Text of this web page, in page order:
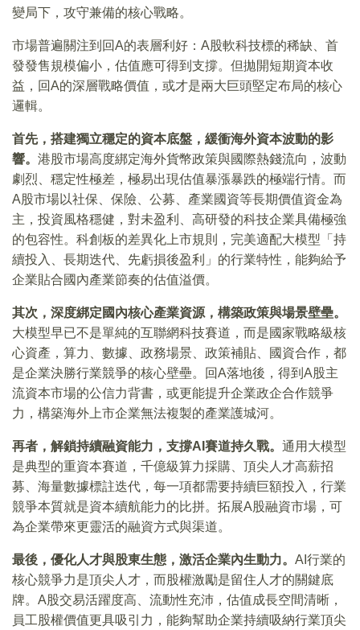
變局下，攻守兼備的核心戰略。
市場普遍關注到回A的表層利好：A股軟科技標的稀缺、首
發發售規模偏小，估值應可得到支撐。但拋開短期資本收
益，回A的深層戰略價值，或才是兩大巨頭堅定布局的核心
邏輯。
首先，搭建獨立穩定的資本底盤，緩衝海外資本波動的影
響。 港股市場高度綁定海外貨幣政策與國際熱錢流向，波動
劇烈、穩定性極差，極易出現估值暴漲暴跌的極端行情。而
A股市場以社保、保險、公募、產業國資等長期價值資金為
主，投資風格穩健，對未盈利、高研發的科技企業具備極強
的包容性。科創板的差異化上市規則，完美適配大模型「持
續投入、長期迭代、先虧損後盈利」的行業特性，能夠給予
企業貼合國內產業節奏的估值溢價。
其次，深度綁定國內核心產業資源，構築政策與場景壁壘。
大模型早已不是單純的互聯網科技賽道，而是國家戰略級核
心資產，算力、數據、政務場景、政策補貼、國資合作，都
是企業決勝行業競爭的核心壁壘。回A落地後，得到A股主
流資本市場的公信力背書，或更能提升企業政企合作競爭
力，構築海外上市企業無法複製的產業護城河。
再者，解鎖持續融資能力，支撐AI賽道持久戰。 通用大模型
是典型的重資本賽道，千億級算力採購、頂尖人才高薪招
募、海量數據標註迭代，每一項都需要持續巨額投入，行業
競爭本質就是資本續航能力的比拼。拓展A股融資市場，可
為企業帶來更靈活的融資方式與渠道。
最後，優化人才與股東生態，激活企業內生動力。 AI行業的
核心競爭力是頂尖人才，而股權激勵是留住人才的關鍵底
牌。A股交易活躍度高、流動性充沛，估值成長空間清晰，
員工股權價值更具吸引力，能夠幫助企業持續吸納行業頂尖